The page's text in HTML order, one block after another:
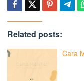
Related posts:
Cara